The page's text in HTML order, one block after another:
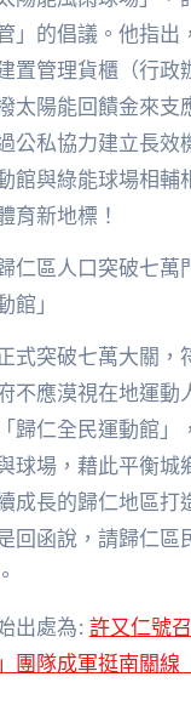
」的倡議。他指出
置管理貨櫃（行政
太陽能回饋金來支
公私協力建立長效
館與綠能球場相輔
育新地標！
仁區人口突破七萬
館」
式突破七萬大關，
不應漠視在地運動
歸仁全民運動館」
球場，藉此平衡城
成長的歸仁地區打
回函說，請歸仁區
出處為: 許又仁號
」團隊成軍挺南關